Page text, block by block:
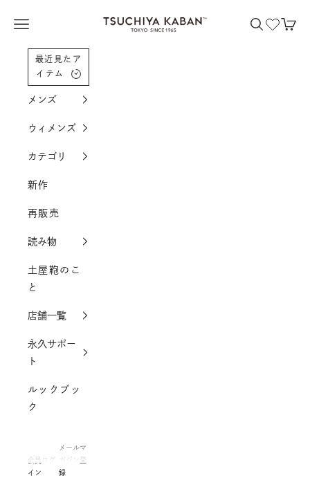
土屋鞄製造所
メニューを開く 検索を開く
カー
最近見たア
イテム
メンズ
ウィメンズ
カテゴリ
新作
再販売
読み物
土屋鞄のこ
と
店舗一覧
永久サポー
ト
ルックブッ
ク
会員ログ
イン
メールマ
ガジン登
録